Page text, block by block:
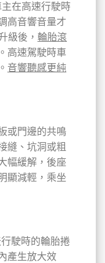
在高速行駛時
高音響音量才
級後， 輪胎滾
。高速駕駛時車
音響聽感更純
或門邊的共鳴
縫、坑洞或粗
幅緩解，後座
顯減輕，乘坐
駛時的輪胎捲
產生放大效